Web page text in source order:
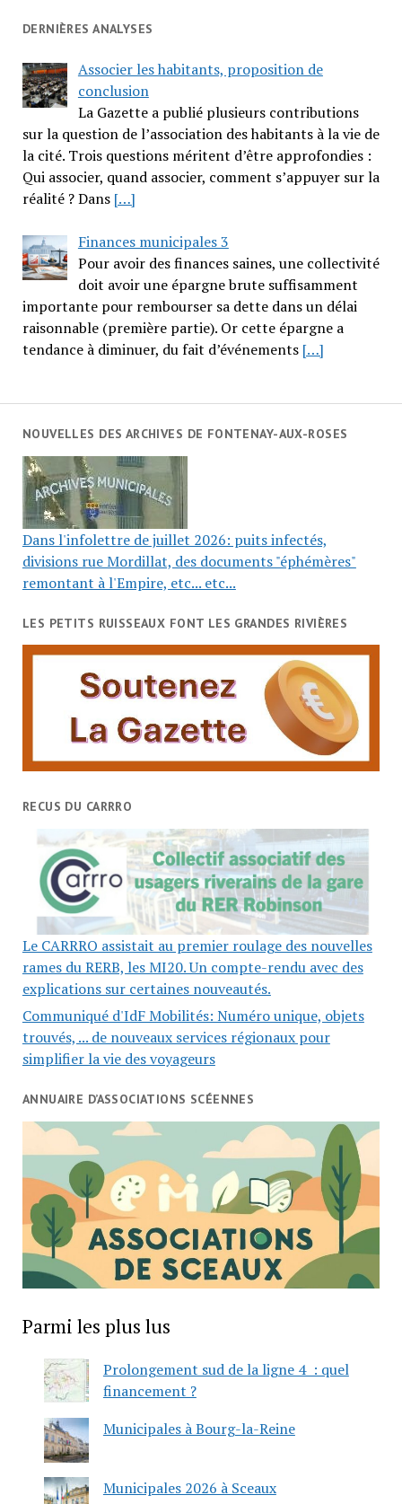
DERNIÈRES ANALYSES
Associer les habitants, proposition de
conclusion
La Gazette a publié plusieurs contributions
sur la question de l’association des habitants à la vie de
la cité. Trois questions méritent d’être approfondies :
Qui associer, quand associer, comment s’appuyer sur la
réalité ? Dans […]
Finances municipales 3
Pour avoir des finances saines, une collectivité
doit avoir une épargne brute suffisamment
importante pour rembourser sa dette dans un délai
raisonnable (première partie). Or cette épargne a
tendance à diminuer, du fait d’événements […]
NOUVELLES DES ARCHIVES DE FONTENAY-AUX-ROSES
Dans l'infolettre de juillet 2026: puits infectés,
divisions rue Mordillat, des documents "éphémères"
remontant à l'Empire, etc... etc...
LES PETITS RUISSEAUX FONT LES GRANDES RIVIÈRES
RECUS DU CARRRO
Le CARRRO assistait au premier roulage des nouvelles
rames du RERB, les MI20. Un compte-rendu avec des
explications sur certaines nouveautés.
Communiqué d'IdF Mobilités: Numéro unique, objets
trouvés, ... de nouveaux services régionaux pour
simplifier la vie des voyageurs
ANNUAIRE D’ASSOCIATIONS SCÉENNES
Parmi les plus lus
Prolongement sud de la ligne 4 : quel
financement ?
Municipales à Bourg-la-Reine
Municipales 2026 à Sceaux